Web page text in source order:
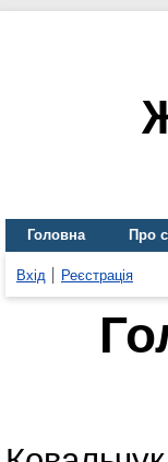
Головна Про
Вхід Реєстрація